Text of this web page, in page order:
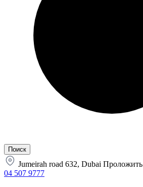
Jumeirah road 632, Dubai
04 507 9777